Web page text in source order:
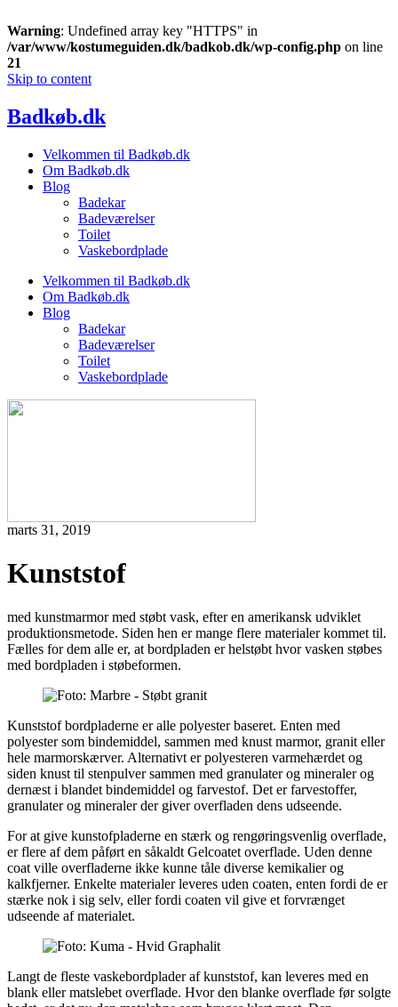
Warning: Undefined array key "HTTPS" in
/var/www/kostumeguiden.dk/badkob.dk/wp-config.php on line
21
Skip to content
Badkøb.dk
Velkommen til Badkøb.dk
Om Badkøb.dk
Blog
Badekar
Badeværelser
Toilet
Vaskebordplade
Velkommen til Badkøb.dk
Om Badkøb.dk
Blog
Badekar
Badeværelser
Toilet
Vaskebordplade
marts 31, 2019
Kunststof
med kunstmarmor med støbt vask, efter en amerikansk udviklet
produktionsmetode. Siden hen er mange flere materialer kommet til.
Fælles for dem alle er, at bordpladen er helstøbt hvor vasken støbes
med bordpladen i støbeformen.
Kunststof bordpladerne er alle polyester baseret. Enten med
polyester som bindemiddel, sammen med knust marmor, granit eller
hele marmorskærver. Alternativt er polyesteren varmehærdet og
siden knust til stenpulver sammen med granulater og mineraler og
dernæst i blandet bindemiddel og farvestof. Det er farvestoffer,
granulater og mineraler der giver overfladen dens udseende.
For at give kunstofpladerne en stærk og rengøringsvenlig overflade,
er flere af dem påført en såkaldt Gelcoatet overflade. Uden denne
coat ville overfladerne ikke kunne tåle diverse kemikalier og
kalkfjerner. Enkelte materialer leveres uden coaten, enten fordi de er
stærke nok i sig selv, eller fordi coaten vil give et forvrænget
udseende af materialet.
Langt de fleste vaskebordplader af kunststof, kan leveres med en
blank eller matslebet overflade. Hvor den blanke overflade før solgte